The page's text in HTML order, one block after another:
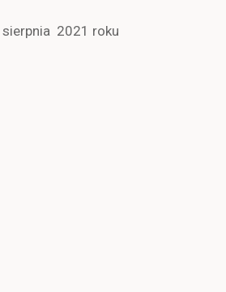
2021 roku